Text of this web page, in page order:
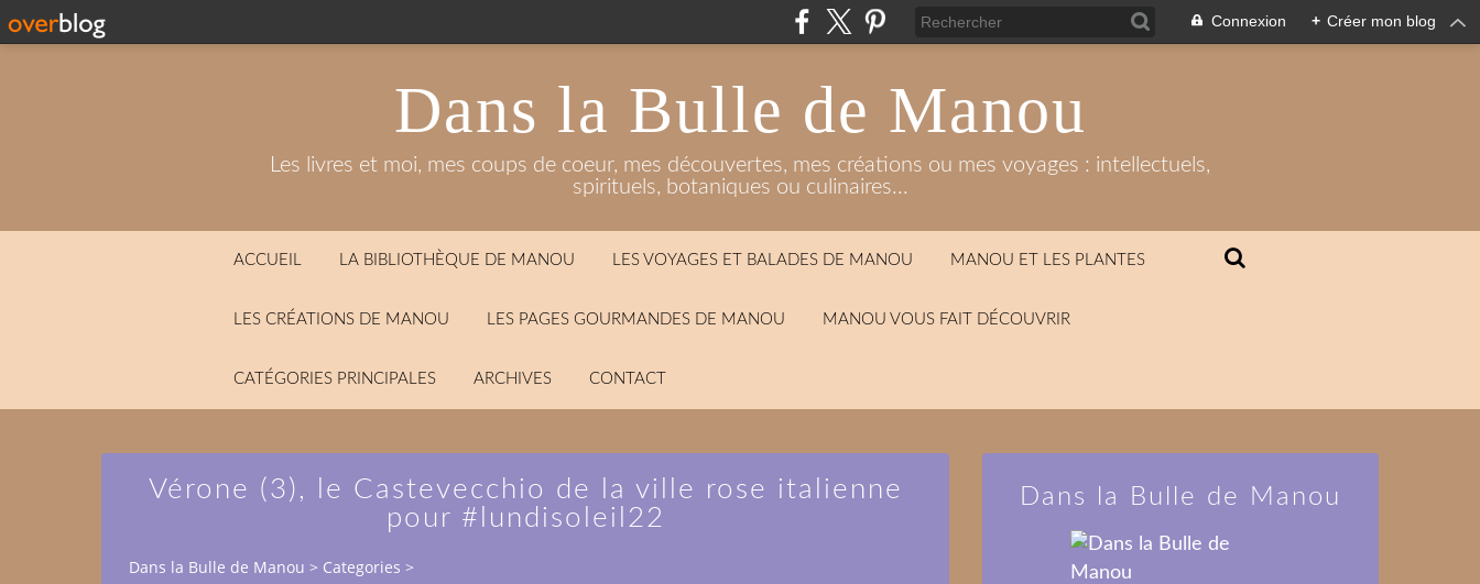
Connexion + Créer mon blog
Dans la Bulle de Manou
Les livres et moi, mes coups de coeur, mes découvertes, mes créations ou mes voyages : intellectuels,
spirituels, botaniques ou culinaires...
ACCUEIL LA BIBLIOTHÈQUE DE MANOU LES VOYAGES ET BALADES DE MANOU MANOU ET LES PLANTES
LES CRÉATIONS DE MANOU LES PAGES GOURMANDES DE MANOU MANOU VOUS FAIT DÉCOUVRIR
CATÉGORIES PRINCIPALES ARCHIVES CONTACT
Vérone (3), le Castevecchio de la ville rose italienne
pour #lundisoleil22
Dans la Bulle de Manou > Categories >
Dans la Bulle de Manou